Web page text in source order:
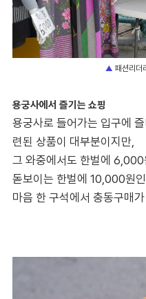
▲ 패션리더
용궁사에서 즐기는 쇼핑
용궁사로 들어가는 입구에
련된 상품이 대부분이지만,
그 와중에서도 한벌에
돋보이는 한벌에 10,000원
마음 한 구석에서 충동구매